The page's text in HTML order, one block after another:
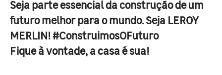
Seja parte essencial da construção de um
futuro melhor para o mundo. Seja LEROY
MERLIN! #ConstruimosOFuturo
Fique à vontade, a casa é sua!